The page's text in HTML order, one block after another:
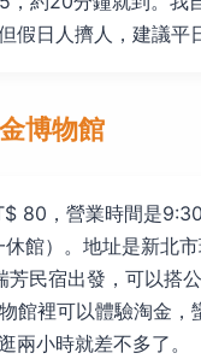
假日人擠人，建議平
博物館
80，營業時間是
休館）。地址是新北
芳民宿出發，可以搭
館裡可以體驗淘金，
兩小時就差不多了。